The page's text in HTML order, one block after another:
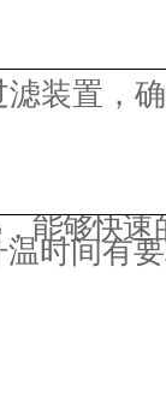
装置，
能够快速
温时间有